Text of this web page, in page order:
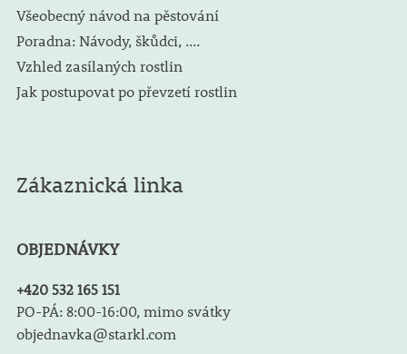
Všeobecný návod na pěstování
Poradna: Návody, škůdci, ....
Vzhled zasílaných rostlin
Jak postupovat po převzetí rostlin
Zákaznická linka
OBJEDNÁVKY
+420 532 165 151
PO-PÁ: 8:00-16:00, mimo svátky
objednavka@starkl.com